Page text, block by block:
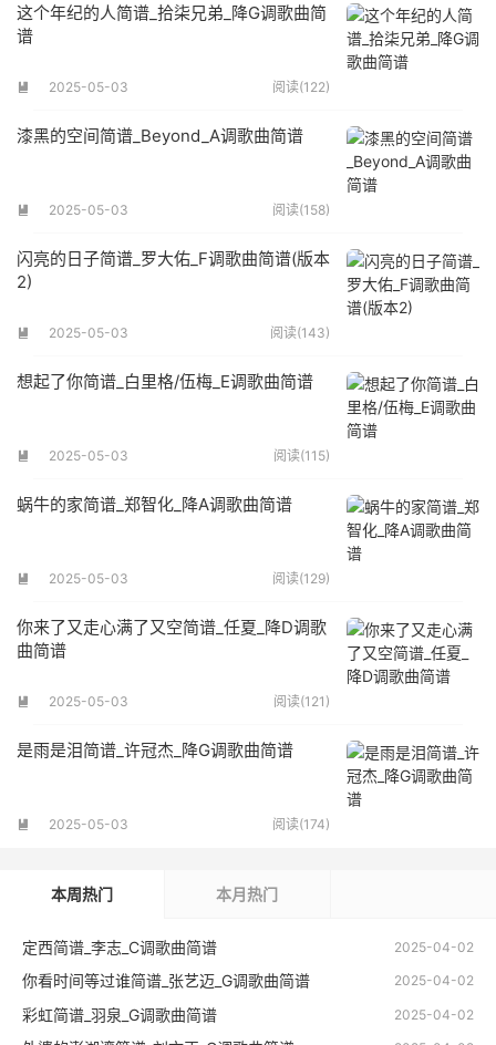
这个年纪的人简谱_拾柒兄弟_降G调歌曲简
谱
 2025-05-03 阅读(122)
漆黑的空间简谱_Beyond_A调歌曲简谱
 2025-05-03 阅读(158)
闪亮的日子简谱_罗大佑_F调歌曲简谱(版本
2)
 2025-05-03 阅读(143)
想起了你简谱_白里格/伍梅_E调歌曲简谱
 2025-05-03 阅读(115)
蜗牛的家简谱_郑智化_降A调歌曲简谱
 2025-05-03 阅读(129)
你来了又走心满了又空简谱_任夏_降D调歌
曲简谱
 2025-05-03 阅读(121)
是雨是泪简谱_许冠杰_降G调歌曲简谱
 2025-05-03 阅读(174)
本周热门 本月热门
2025-04-02
定西简谱_李志_C调歌曲简谱
2025-04-02
你看时间等过谁简谱_张艺迈_G调歌曲简谱
2025-04-02
彩虹简谱_羽泉_G调歌曲简谱